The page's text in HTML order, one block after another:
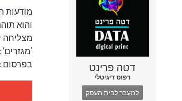
דטה פרינט
דפוס דיגיטלי
למעבר לבית העסק
מודעות
והוא
מצליחה
בפרסום